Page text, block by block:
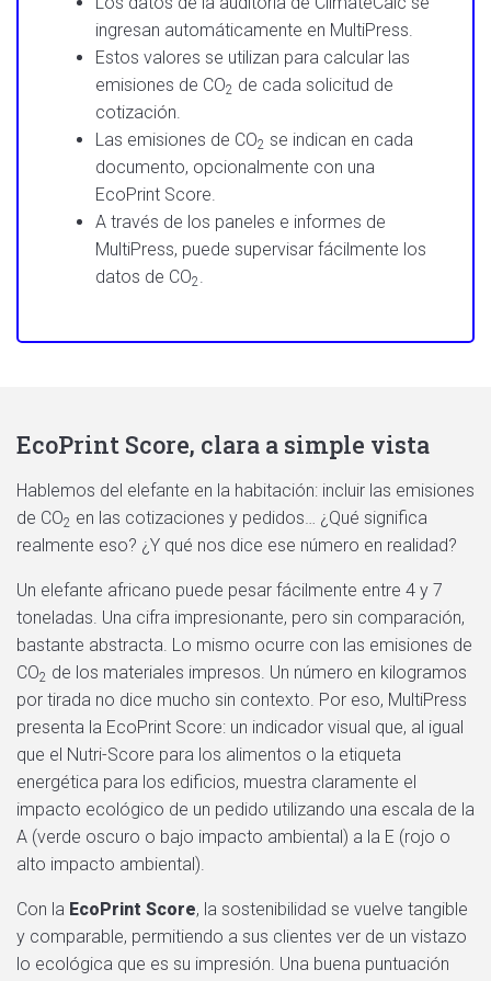
ingresan automáticamente en MultiPress.
Estos valores se utilizan para calcular las
emisiones de CO2 de cada solicitud de
cotización.
Las emisiones de CO2 se indican en cada
documento, opcionalmente con una
EcoPrint Score.
A través de los paneles e informes de
MultiPress, puede supervisar fácilmente los
datos de CO2.
EcoPrint Score, clara a simple vista
Hablemos del elefante en la habitación: incluir las emisiones
de CO2 en las cotizaciones y pedidos… ¿Qué significa
realmente eso? ¿Y qué nos dice ese número en realidad?
Un elefante africano puede pesar fácilmente entre 4 y 7
toneladas. Una cifra impresionante, pero sin comparación,
bastante abstracta. Lo mismo ocurre con las emisiones de
CO2 de los materiales impresos. Un número en kilogramos
por tirada no dice mucho sin contexto. Por eso, MultiPress
presenta la EcoPrint Score: un indicador visual que, al igual
que el Nutri-Score para los alimentos o la etiqueta
energética para los edificios, muestra claramente el
impacto ecológico de un pedido utilizando una escala de la
A (verde oscuro o bajo impacto ambiental) a la E (rojo o
alto impacto ambiental).
Con la EcoPrint Score, la sostenibilidad se vuelve tangible
y comparable, permitiendo a sus clientes ver de un vistazo
lo ecológica que es su impresión. Una buena puntuación